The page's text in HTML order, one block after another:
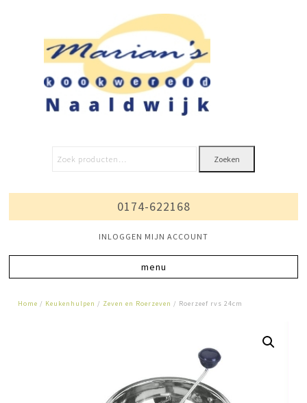
Zoeken
0174-622168
INLOGGEN MIJN ACCOUNT
Home / Keukenhulpen / Zeven en Roerzeven / Roerzeef rvs 24cm